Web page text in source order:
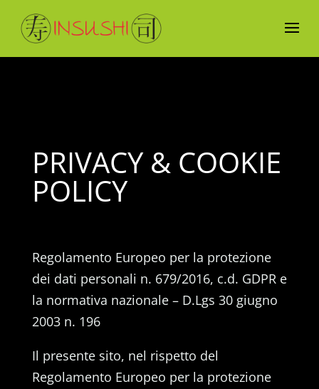
PRIVACY & COOKIE
POLICY
Regolamento Europeo per la protezione
dei dati personali n. 679/2016, c.d. GDPR e
la normativa nazionale – D.Lgs 30 giugno
2003 n. 196
Il presente sito, nel rispetto del
Regolamento Europeo per la protezione